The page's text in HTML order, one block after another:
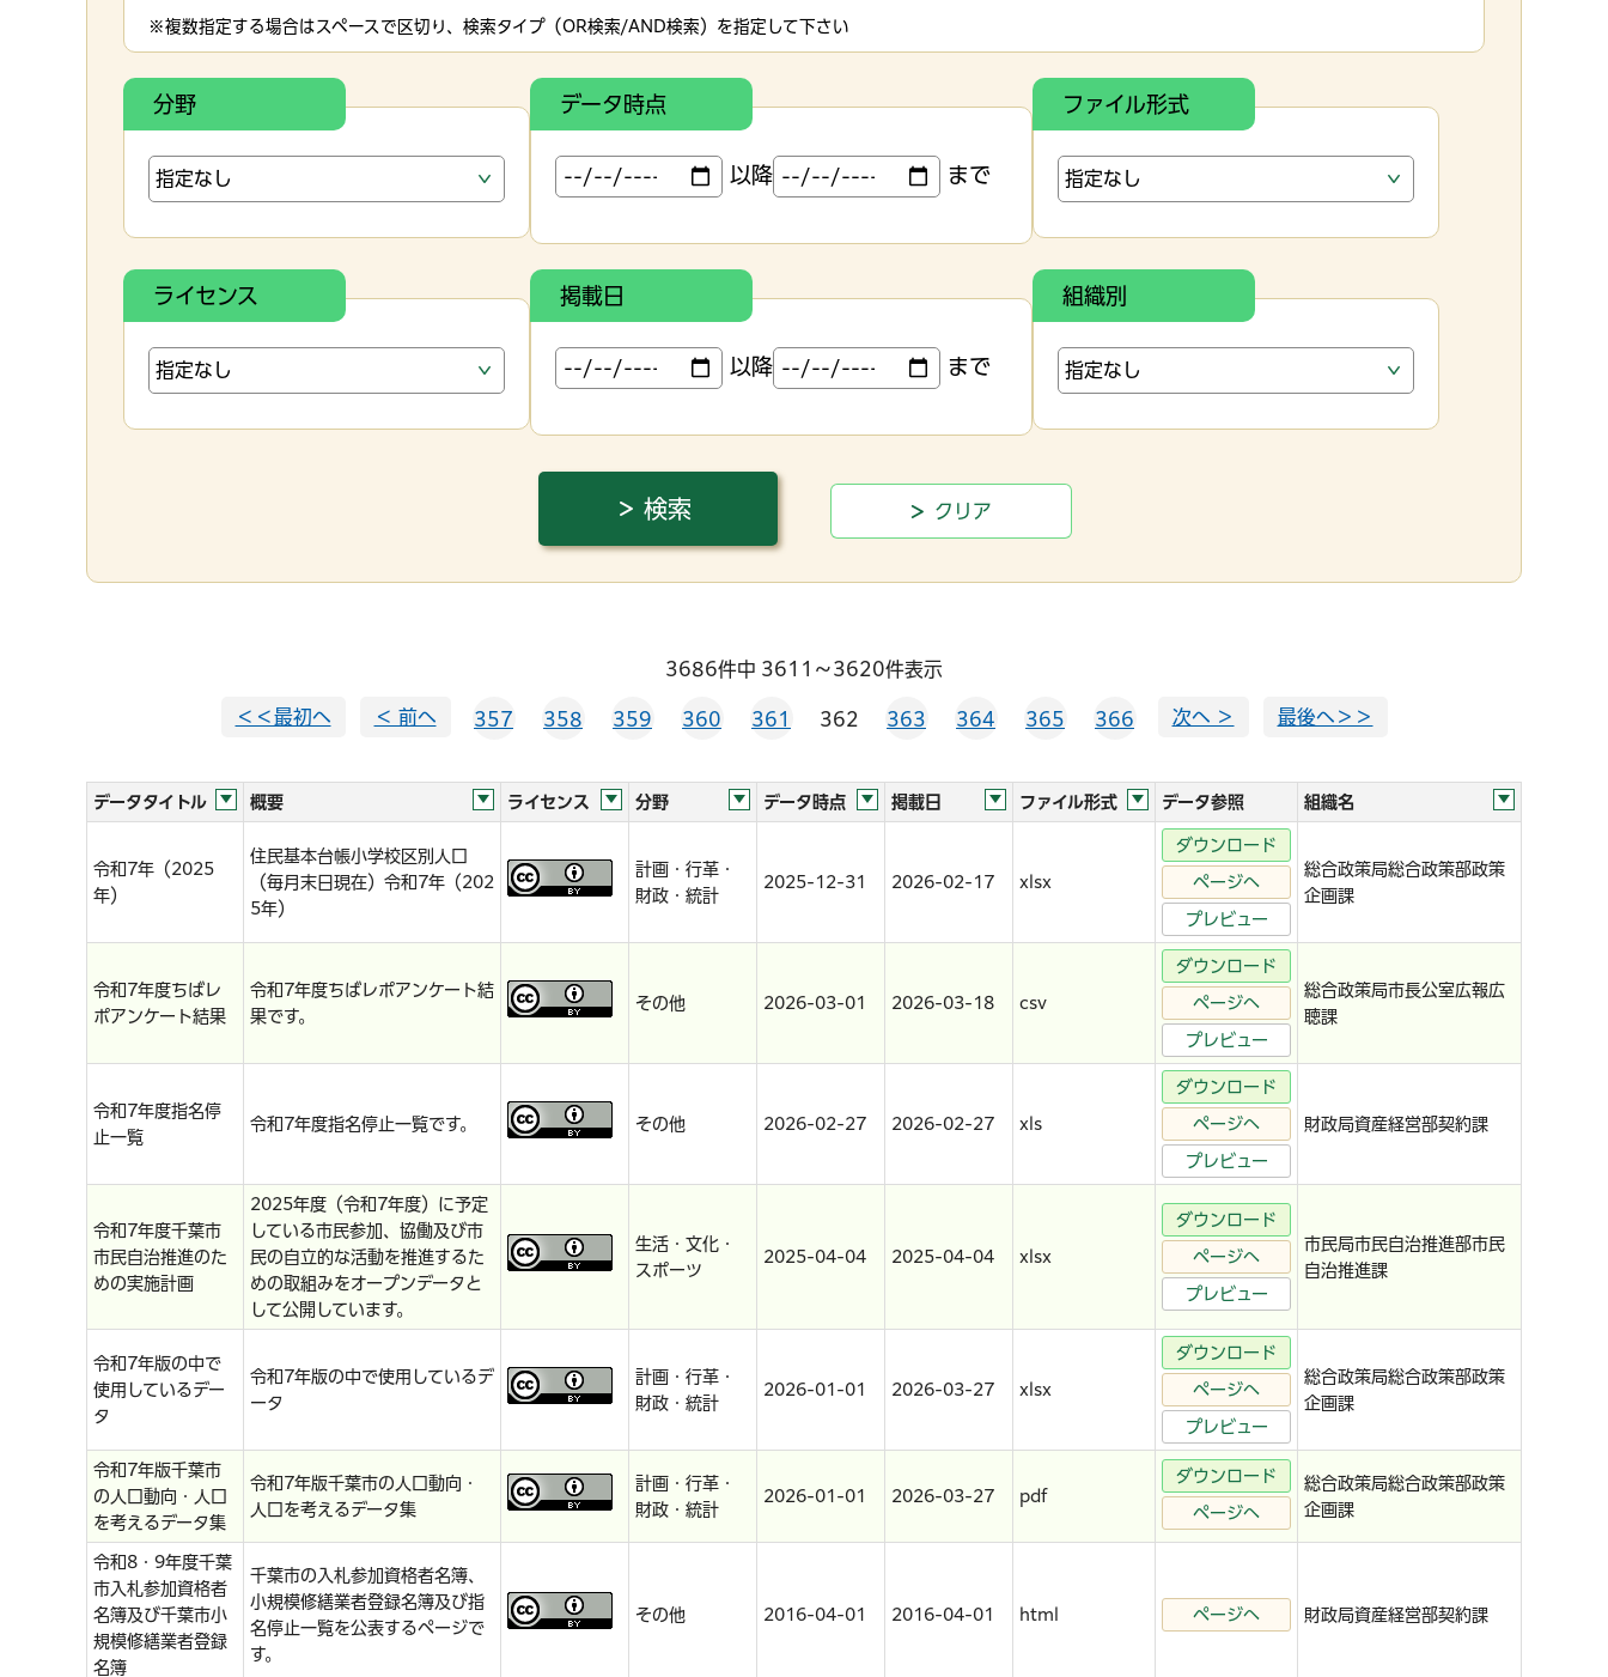
※複数指定する場合はスペースで区切り、検索タイプ（OR検索/AND検索）を指定して下さい
分野 データ時点
以降 まで
ファイル形式
ライセンス 掲載日
以降 まで
組織別
3686件中 3611～3620件表示
＜＜最初へ ＜ 前へ 357 358 359 360 361 362 363 364 365 366 次へ ＞ 最後へ＞＞
データタイトル 概要 ライセンス 分野 データ時点 掲載日 ファイル形式 データ参照 組織名
令和7年（2025
年）
住民基本台帳小学校区別人口
（毎月末日現在）令和7年（202
5年）
計画・行革・
財政・統計
2025-12-31 2026-02-17 xlsx
ダウンロード
ページへ
プレビュー
総合政策局総合政策部政策
企画課
令和7年度ちばレ
ポアンケート結果
令和7年度ちばレポアンケート結
果です。
その他 2026-03-01 2026-03-18 csv
ダウンロード
ページへ
プレビュー
総合政策局市長公室広報広
聴課
令和7年度指名停
止一覧
令和7年度指名停止一覧です。 その他 2026-02-27 2026-02-27 xls
ダウンロード
ページへ
プレビュー
財政局資産経営部契約課
令和7年度千葉市
市民自治推進のた
めの実施計画
2025年度（令和7年度）に予定
している市民参加、協働及び市
民の自立的な活動を推進するた
めの取組みをオープンデータと
して公開しています。
生活・文化・
スポーツ
2025-04-04 2025-04-04 xlsx
ダウンロード
ページへ
プレビュー
市民局市民自治推進部市民
自治推進課
令和7年版の中で
使用しているデー
タ
令和7年版の中で使用しているデ
ータ
計画・行革・
財政・統計
2026-01-01 2026-03-27 xlsx
ダウンロード
ページへ
プレビュー
総合政策局総合政策部政策
企画課
令和7年版千葉市
の人口動向・人口
を考えるデータ集
令和7年版千葉市の人口動向・
人口を考えるデータ集
計画・行革・
財政・統計
2026-01-01 2026-03-27 pdf
ダウンロード
ページへ
総合政策局総合政策部政策
企画課
令和8・9年度千葉
市入札参加資格者
名簿及び千葉市小
規模修繕業者登録
名簿
千葉市の入札参加資格者名簿、
小規模修繕業者登録名簿及び指
名停止一覧を公表するページで
す。
その他 2016-04-01 2016-04-01 html ページへ 財政局資産経営部契約課